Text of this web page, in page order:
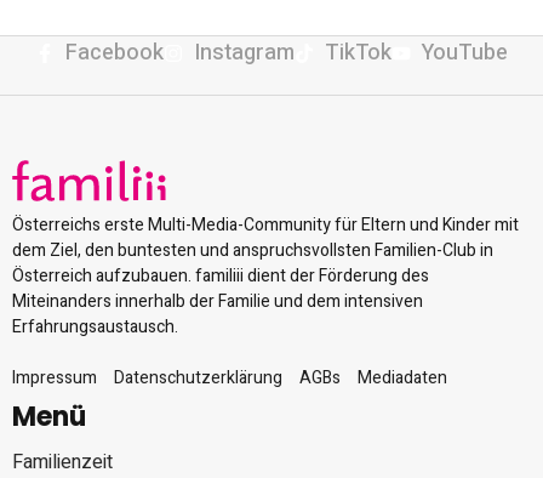
Facebook Instagram TikTok YouTube
Österreichs erste Multi-Media-Community für Eltern und Kinder mit
dem Ziel, den buntesten und anspruchsvollsten Familien-Club in
Österreich aufzubauen. familiii dient der Förderung des
Miteinanders innerhalb der Familie und dem intensiven
Erfahrungsaustausch.
Impressum
Datenschutzerklärung AGBs Mediadaten
Menü
Familienzeit